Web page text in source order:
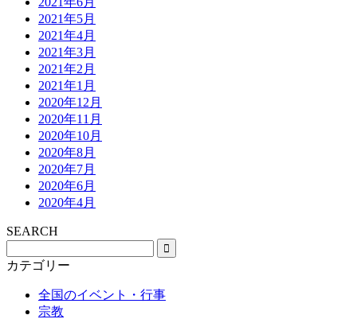
2021年5月
2021年4月
2021年3月
2021年2月
2021年1月
2020年12月
2020年11月
2020年10月
2020年8月
2020年7月
2020年6月
2020年4月
SEARCH
カテゴリー
全国のイベント・行事
宗教